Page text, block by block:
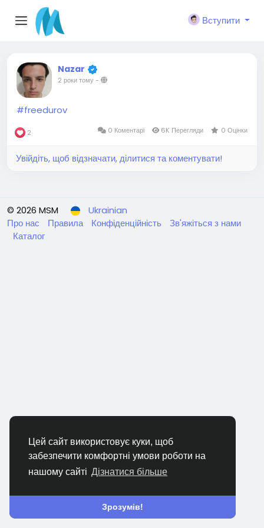
Цей сайт використовує куки, щоб
забезпечити комфортні умови роботи на
нашому сайті Дізнатися більше
Зрозумів!
Вступити
Nazar
2 роки тому-
#freedurov
2 0 Коментарі 6K Перегляди 0 Оцінки
Увійдіть, щоб відзначати, ділитися та коментувати!
© 2026 MSM
Ukrainian
Про нас
Правила Конфіденційність
Зв'яжіться з нами
Каталог